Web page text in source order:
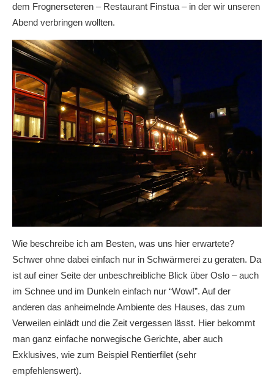
dem Frognerseteren – Restaurant Finstua – in der wir unseren
Abend verbringen wollten.
Wie beschreibe ich am Besten, was uns hier erwartete?
Schwer ohne dabei einfach nur in Schwärmerei zu geraten. Da
ist auf einer Seite der unbeschreibliche Blick über Oslo – auch
im Schnee und im Dunkeln einfach nur “Wow!”. Auf der
anderen das anheimelnde Ambiente des Hauses, das zum
Verweilen einlädt und die Zeit vergessen lässt. Hier bekommt
man ganz einfache norwegische Gerichte, aber auch
Exklusives, wie zum Beispiel Rentierfilet (sehr
empfehlenswert).